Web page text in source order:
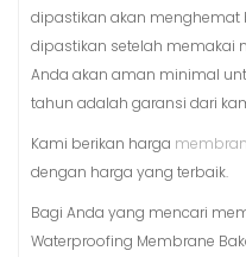
dipastikan akan
dipastikan setelah memakai
Anda akan aman minimal
tahun adalah garansi dari
Kami berikan harga
dengan harga yang terbaik.
Bagi Anda yang mencari
Waterproofing Membrane